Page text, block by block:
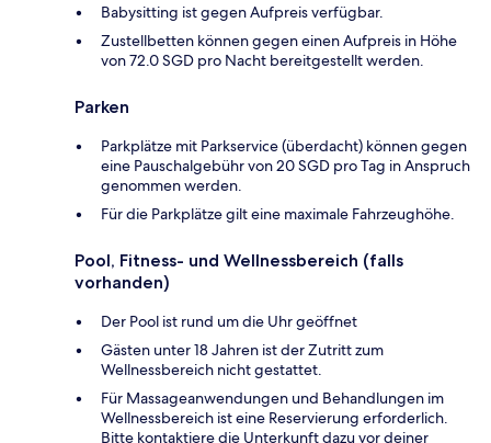
Babysitting ist gegen Aufpreis verfügbar.
Zustellbetten können gegen einen Aufpreis in Höhe
von 72.0 SGD pro Nacht bereitgestellt werden.
Parken
Parkplätze mit Parkservice (überdacht) können gegen
eine Pauschalgebühr von 20 SGD pro Tag in Anspruch
genommen werden.
Für die Parkplätze gilt eine maximale Fahrzeughöhe.
Pool, Fitness- und Wellnessbereich (falls
vorhanden)
Der Pool ist rund um die Uhr geöffnet
Gästen unter 18 Jahren ist der Zutritt zum
Wellnessbereich nicht gestattet.
Für Massageanwendungen und Behandlungen im
Wellnessbereich ist eine Reservierung erforderlich.
Bitte kontaktiere die Unterkunft dazu vor deiner